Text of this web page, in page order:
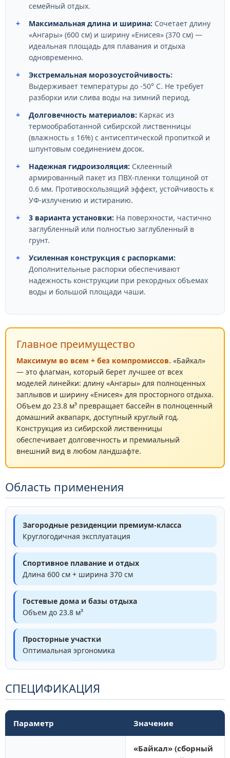
семейный отдых.
+
Максимальная длина и ширина: Сочетает длину
«Ангары» (600 см) и ширину «Енисея» (370 см) —
идеальная площадь для плавания и отдыха
одновременно.
+
Экстремальная морозоустойчивость:
Выдерживает температуры до -50° С. Не требует
разборки или слива воды на зимний период.
+
Долговечность материалов: Каркас из
термообработанной сибирской лиственницы
(влажность ≤ 16%) с антисептической пропиткой и
шпунтовым соединением досок.
+
Надежная гидроизоляция: Склеенный
армированный пакет из ПВХ-пленки толщиной от
0.6 мм. Противоскользящий эффект, устойчивость к
УФ-излучению и истиранию.
+
3 варианта установки: На поверхности, частично
заглубленный или полностью заглубленный в
грунт.
+
Усиленная конструкция с распорками:
Дополнительные распорки обеспечивают
надежность конструкции при рекордных объемах
воды и большой площади чаши.
Главное преимущество
Максимум во всем + без компромиссов. «Байкал»
— это флагман, который берет лучшее от всех
моделей линейки: длину «Ангары» для полноценных
заплывов и ширину «Енисея» для просторного отдыха.
Объем до 23.8 м³ превращает бассейн в полноценный
домашний аквапарк, доступный круглый год.
Конструкция из сибирской лиственницы
обеспечивает долговечность и премиальный
внешний вид в любом ландшафте.
Область применения
Загородные резиденции премиум-класса
Круглогодичная эксплуатация
Спортивное плавание и отдых
Длина 600 см + ширина 370 см
Гостевые дома и базы отдыха
Объем до 23.8 м³
Просторные участки
Оптимальная эргономика
СПЕЦИФИКАЦИЯ
Параметр Значение
«Байкал» (сборный